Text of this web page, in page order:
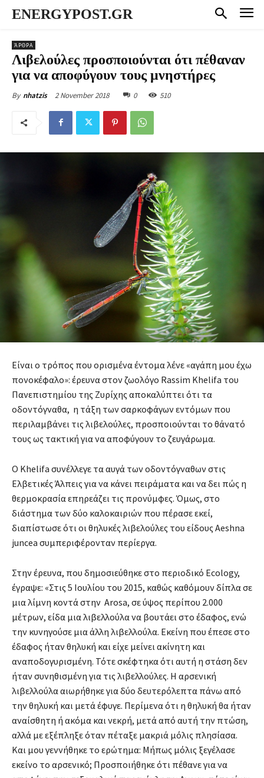
ENERGYPOST.GR
ΆΡΘΡΑ
Λιβελούλες προσποιούνται ότι πέθαναν
για να αποφύγουν τους μνηστήρες
By nhatzis 2 November 2018 0 510
Είναι ο τρόπος που ορισμένα έντομα λένε «αγάπη μου έχω
πονοκέφαλο»: έρευνα στον ζωολόγο Rassim Khelifa του
Πανεπιστημίου της Ζυρίχης αποκαλύπτει ότι τα
οδοντόγναθα, η τάξη των σαρκοφάγων εντόμων που
περιλαμβάνει τις λιβελούλες, προσποιούνται το θάνατό
τους ως τακτική για να αποφύγουν το ζευγάρωμα.
Ο Khelifa συνέλλεγε τα αυγά των οδοντόγναθων στις
Ελβετικές Άλπεις για να κάνει πειράματα και να δει πώς η
θερμοκρασία επηρεάζει τις προνύμφες. Όμως, στο
διάστημα των δύο καλοκαιριών που πέρασε εκεί,
διαπίστωσε ότι οι θηλυκές λιβελούλες του είδους Aeshna
juncea συμπεριφέρονταν περίεργα.
Στην έρευνα, που δημοσιεύθηκε στο περιοδικό Ecology,
έγραψε: «Στις 5 Ιουλίου του 2015, καθώς καθόμουν δίπλα σε
μια λίμνη κοντά στην Arosa, σε ύψος περίπου 2.000
μέτρων, είδα μια λιβελλούλα να βουτάει στο έδαφος, ενώ
την κυνηγούσε μια άλλη λιβελλούλα. Εκείνη που έπεσε στο
έδαφος ήταν θηλυκή και είχε μείνει ακίνητη και
αναποδογυρισμένη. Τότε σκέφτηκα ότι αυτή η στάση δεν
ήταν συνηθισμένη για τις λιβελλούλες. Η αρσενική
λιβελλούλα αιωρήθηκε για δύο δευτερόλεπτα πάνω από
την θηλυκή και μετά έφυγε. Περίμενα ότι η θηλυκή θα ήταν
αναίσθητη ή ακόμα και νεκρή, μετά από αυτή την πτώση,
αλλά με εξέπληξε όταν πέταξε μακριά μόλις πλησίασα.
Και μου γεννήθηκε το ερώτημα: Μήπως μόλις ξεγέλασε
εκείνο το αρσενικό; Προσποιήθηκε ότι πέθανε για να